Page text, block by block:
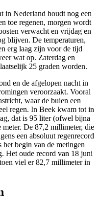
in Nederland houdt nog een
toe regenen, morgen wordt
verwacht en vrijdag en
blijven. De temperaturen,
erg laag zijn voor de tijd
wat op. Zaterdag en
25 graden worden.
en de afgelopen nacht in
veroorzaakt. Vooral
waar de buien een
regen. In Beek kwam tot in
dat is 95 liter (ofwel bijna
De 87,2 millimeter, die
een absoluut regenrecord
begin van de metingen
Het oude record van 18 juni
viel er 82,7 millimeter in